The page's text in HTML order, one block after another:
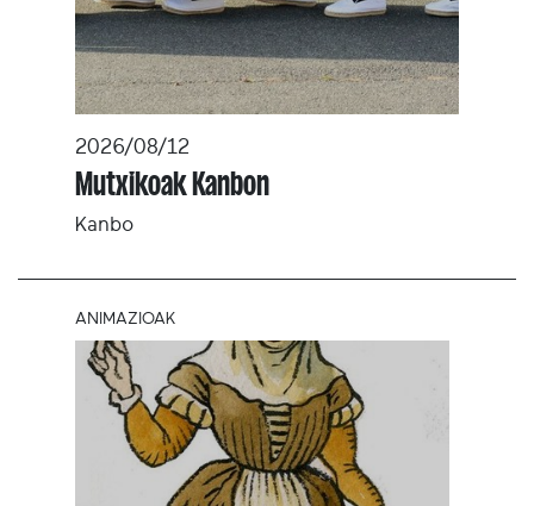
2026/08/12
Mutxikoak Kanbon
Kanbo
ANIMAZIOAK